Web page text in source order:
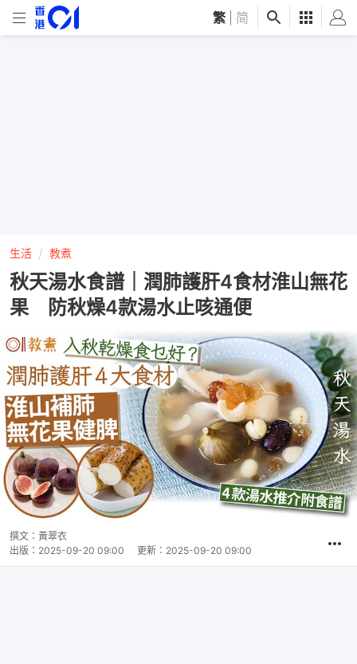
繁 简
生活 教煮
秋天湯水食譜｜潤肺護肝4食材淮山無花
果 防秋燥4款湯水止咳通便
撰文： 黃翠衣
出版： 2025-09-20 09:00 更新： 2025-09-20 09:00